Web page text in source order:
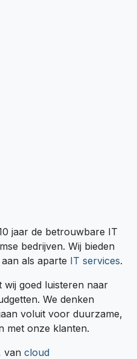
jaar de betrouwbare IT
bedrijven. Wij bieden
als aparte IT services.
wij goed luisteren naar
We denken
voluit voor duurzame,
met onze klanten.
van cloud